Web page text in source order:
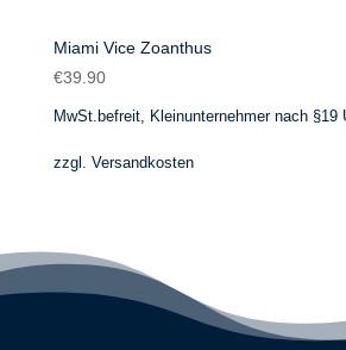
Miami Vice Zoanthus
€39.90
MwSt.befreit, Kleinunternehmer nach §19
zzgl. Versandkosten